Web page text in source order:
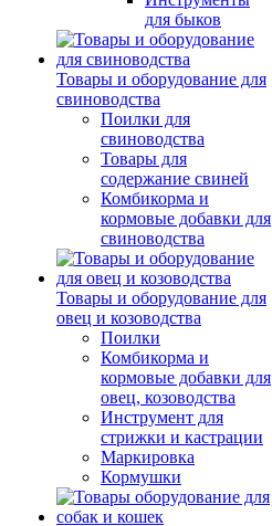
для быков
Товары и оборудование для
свиноводства
Поилки для
свиноводства
Товары для
содержание свиней
Комбикорма и
кормовые добавки для
свиноводства
Товары и оборудование для
овец и козоводства
Поилки
Комбикорма и
кормовые добавки для
овец, козоводства
Инструмент для
стрижки и кастрации
Маркировка
Кормушки